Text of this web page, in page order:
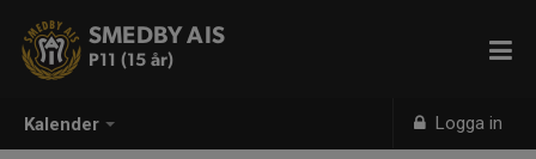
Kalender Logga in
SMEDBY AIS
P11 (15 år)